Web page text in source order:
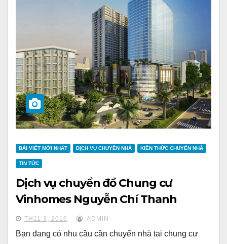
BÀI VIẾT MỚI NHẤT DỊCH VỤ CHUYỂN NHÀ KIẾN THỨC CHUYỂN NHÀ
TIN TỨC
Dịch vụ chuyển đồ Chung cư
Vinhomes Nguyễn Chí Thanh
TH11 3, 2016 ADMIN
Bạn đang có nhu cầu cần chuyển nhà tại chung cư